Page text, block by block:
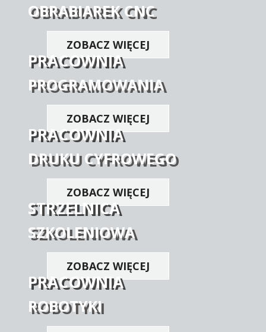
OBRABIAREK CNC
ZOBACZ WIĘCEJ
PRACOWNIA
PROGRAMOWANIA
ZOBACZ WIĘCEJ
PRACOWNIA
DRUKU CYFROWEGO
ZOBACZ WIĘCEJ
STRZELNICA
SZKOLENIOWA
ZOBACZ WIĘCEJ
PRACOWNIA
ROBOTYKI